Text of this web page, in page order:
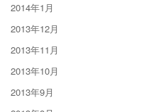
2014年1月
2013年12月
2013年11月
2013年10月
2013年9月